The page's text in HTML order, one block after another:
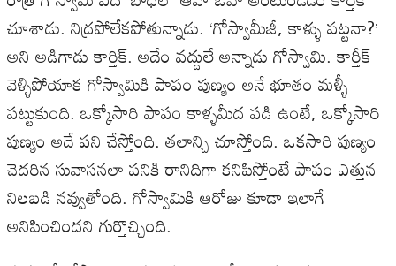
చూశాడు. నిద్రపోలేకపోతున్నాడు. ‘గోస్వామీజీ, కాళ్ళు పట్టనా?’
అని అడిగాడు కార్తిక్. అదేం వద్దులే అన్నాడు గోస్వామి. కార్తీక్
వెళ్ళిపోయాక గోస్వామికి పాపం పుణ్యం అనే భూతం మళ్ళీ
పట్టుకుంది. ఒక్కోసారి పాపం కాళ్ళమీద పడి ఉంటే, ఒక్కోసారి
పుణ్యం అదే పని చేస్తోంది. తలాన్చి చూస్తోంది. ఒకసారి పుణ్యం
చెదరిన సువాసనలా పనికి రానిదిగా కనిపిస్తోంటే పాపం ఎత్తున
నిలబడి నవ్వుతోంది. గోస్వామికి ఆరోజు కూడా ఇలాగే
అనిపించిందని గుర్తొచ్చింది.